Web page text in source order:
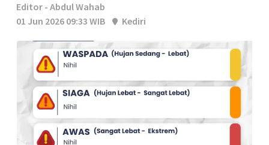
Editor - Abdul Wahab
01 Jun 2026 09:33 WIB
Kediri